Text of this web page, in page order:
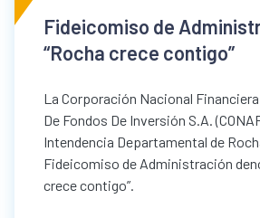
Fideicomiso de
“Rocha crece contigo”
La Corporación Nacional
De Fondos De Inversión S.A.
Intendencia Departamental de
Fideicomiso de Administración
crece contigo”.